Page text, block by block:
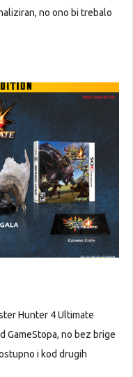
no ono bi trebalo
Hunter 4 Ultimate
GameStopa, no bez brige
i kod drugih